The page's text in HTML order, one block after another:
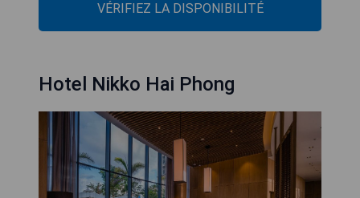
VÉRIFIEZ LA DISPONIBILITÉ
Hotel Nikko Hai Phong